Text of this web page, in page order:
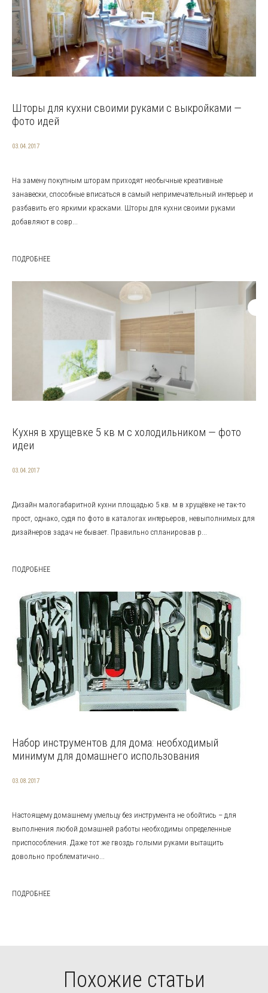
Шторы для кухни своими руками с выкройками —
фото идей
03.04.2017
На замену покупным шторам приходят необычные креативные
занавески, способные вписаться в самый непримечательный интерьер и
разбавить его яркими красками. Шторы для кухни своими руками
добавляют в совр...
ПОДРОБНЕЕ
Кухня в хрущевке 5 кв м с холодильником — фото
идеи
03.04.2017
Дизайн малогабаритной кухни площадью 5 кв. м в хрущёвке не так-то
прост, однако, судя по фото в каталогах интерьеров, невыполнимых для
дизайнеров задач не бывает. Правильно спланировав р...
ПОДРОБНЕЕ
Набор инструментов для дома: необходимый
минимум для домашнего использования
03.08.2017
Настоящему домашнему умельцу без инструмента не обойтись – для
выполнения любой домашней работы необходимы определенные
приспособления. Даже тот же гвоздь голыми руками вытащить
довольно проблематично...
ПОДРОБНЕЕ
Похожие статьи